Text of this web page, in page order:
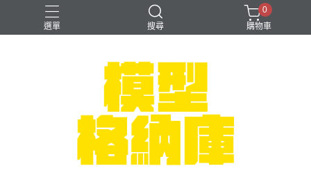
選單 搜尋
可以色色
崩壞：星穹鐵道
0
購物車